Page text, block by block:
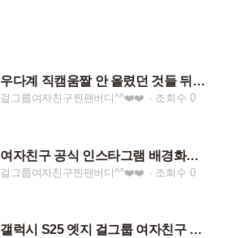
우다계 직캠움짤 안 올렸던 것들 뒤늦게 올려본다
걸그룹여자친구찐팬버디^^❤️❤️ 조회수 0
여자친구 공식 인스타그램 배경화면 공유
걸그룹여자친구찐팬버디^^❤️❤️ 조회수 0
갤럭시 S25 엣지 걸그룹 여자친구 배경화면 ^^ ♡♡